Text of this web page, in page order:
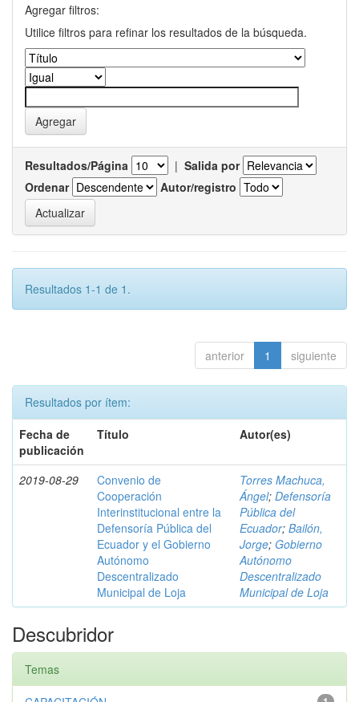
Agregar filtros:
Utilice filtros para refinar los resultados de la búsqueda.
Resultados/Página | Salida por
Ordenar
Autor/registro
Resultados 1-1 de 1.
anterior 1 siguiente
Resultados por ítem:
Fecha de
publicación
Título Autor(es)
2019-08-29
Convenio de
Cooperación
Interinstitucional entre la
Defensoría Pública del
Ecuador y el Gobierno
Autónomo
Descentralizado
Municipal de Loja
Torres Machuca,
Ángel; Defensoría
Pública del
Ecuador; Bailón,
Jorge; Gobierno
Autónomo
Descentralizado
Municipal de Loja
Descubridor
Temas